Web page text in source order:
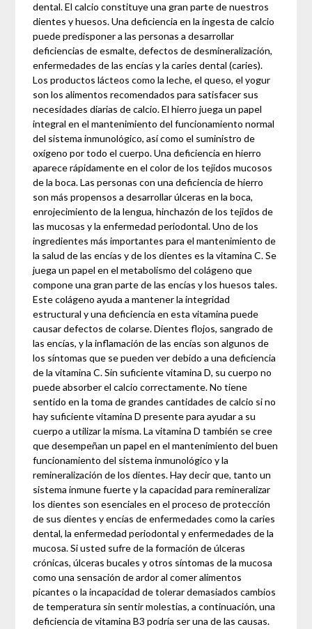
dental. El calcio constituye una gran parte de nuestros
dientes y huesos. Una deficiencia en la ingesta de calcio
puede predisponer a las personas a desarrollar
deficiencias de esmalte, defectos de desmineralización,
enfermedades de las encías y la caries dental (caries).
Los productos lácteos como la leche, el queso, el yogur
son los alimentos recomendados para satisfacer sus
necesidades diarias de calcio. El hierro juega un papel
integral en el mantenimiento del funcionamiento normal
del sistema inmunológico, así como el suministro de
oxígeno por todo el cuerpo. Una deficiencia en hierro
aparece rápidamente en el color de los tejidos mucosos
de la boca. Las personas con una deficiencia de hierro
son más propensos a desarrollar úlceras en la boca,
enrojecimiento de la lengua, hinchazón de los tejidos de
las mucosas y la enfermedad periodontal. Uno de los
ingredientes más importantes para el mantenimiento de
la salud de las encías y de los dientes es la vitamina C. Se
juega un papel en el metabolismo del colágeno que
compone una gran parte de las encías y los huesos tales.
Este colágeno ayuda a mantener la integridad
estructural y una deficiencia en esta vitamina puede
causar defectos de colarse. Dientes flojos, sangrado de
las encías, y la inflamación de las encías son algunos de
los síntomas que se pueden ver debido a una deficiencia
de la vitamina C. Sin suficiente vitamina D, su cuerpo no
puede absorber el calcio correctamente. No tiene
sentido en la toma de grandes cantidades de calcio si no
hay suficiente vitamina D presente para ayudar a su
cuerpo a utilizar la misma. La vitamina D también se cree
que desempeñan un papel en el mantenimiento del buen
funcionamiento del sistema inmunológico y la
remineralización de los dientes. Hay decir que, tanto un
sistema inmune fuerte y la capacidad para remineralizar
los dientes son esenciales en el proceso de protección
de sus dientes y encías de enfermedades como la caries
dental, la enfermedad periodontal y enfermedades de la
mucosa. Si usted sufre de la formación de úlceras
crónicas, úlceras bucales y otros síntomas de la mucosa
como una sensación de ardor al comer alimentos
picantes o la incapacidad de tolerar demasiados cambios
de temperatura sin sentir molestias, a continuación, una
deficiencia de vitamina B3 podría ser una de las causas.